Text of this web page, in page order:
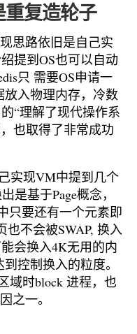
复造轮子
思路依旧是自己实
提到OS也可以自动
只 需要OS申请一
入物理内存，冷数
“理解了现代操作系
也取得了非常成功
实现VM中提到几个
是基于Page概念，
只要还有一个元素即
不会被SWAP, 换入
会换入4K无用的内
控制换入的粒度。
域时block 进程，也
之一。